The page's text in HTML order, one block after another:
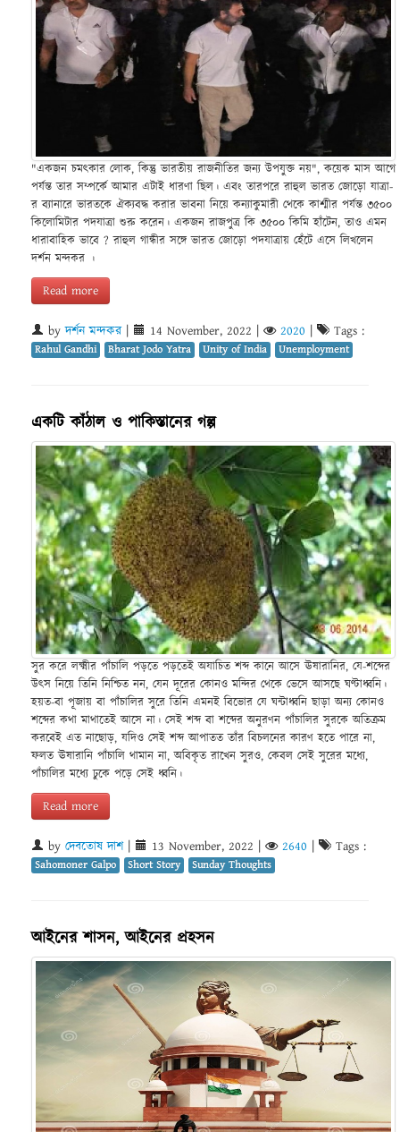
"একজন চমৎকার লোক, কিন্তু ভারতীয় রাজনীতির জন্য উপযুক্ত নয়", কয়েক মাস আগে
পর্যন্ত তার সম্পর্কে আমার এটাই ধারণা ছিল। এবং তারপরে রাহুল ভারত জোড়ো যাত্রা-
র ব্যানারে ভারতকে ঐক্যবদ্ধ করার ভাবনা নিয়ে কন্যাকুমারী থেকে কাশ্মীর পর্যন্ত ৩৫০০
কিলোমিটার পদযাত্রা শুরু করেন। একজন রাজপুত্র কি ৩৫০০ কিমি হাঁটেন, তাও এমন
ধারাবাহিক ভাবে ? রাহুল গান্ধীর সঙ্গে ভারত জোড়ো পদযাত্রায় হেঁটে এসে লিখলেন
দর্শন মন্দকর ।
Read more
byদর্শন মন্দকর| 14 November, 2022 2020 Tags :
Rahul Gandhi Bharat Jodo Yatra Unity of India Unemployment
একটি কাঁঠাল ও পাকিস্তানের গল্প
সুর করে লক্ষ্মীর পাঁচালি পড়তে পড়তেই অযাচিত শব্দ কানে আসে ঊষারানির, যে-শব্দের
উৎস নিয়ে তিনি নিশ্চিত নন, যেন দূরের কোনও মন্দির থেকে ভেসে আসছে ঘণ্টাধ্বনি।
হয়ত-বা পূজায় বা পাঁচালির সুরে তিনি এমনই বিভোর যে ঘন্টাধ্বনি ছাড়া অন্য কোনও
শব্দের কথা মাথাতেই আসে না। সেই শব্দ বা শব্দের অনুরণন পাঁচালির সুরকে অতিক্রম
করবেই এত নাছোড়, যদিও সেই শব্দ আপাতত তাঁর বিচলনের কারণ হতে পারে না,
ফলত ঊষারানি পাঁচালি থামান না, অবিকৃত রাখেন সুরও, কেবল সেই সুরের মধ্যে,
পাঁচালির মধ্যে ঢুকে পড়ে সেই ধ্বনি।
Read more
by দেবতোষ দাশ| 13 November, 2022 2640 Tags :
Sahomoner Galpo Short Story Sunday Thoughts
আইনের শাসন, আইনের প্রহসন